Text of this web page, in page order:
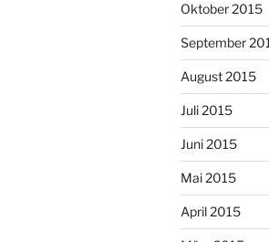
Oktober 2015
September
August 2015
Juli 2015
Juni 2015
Mai 2015
April 2015